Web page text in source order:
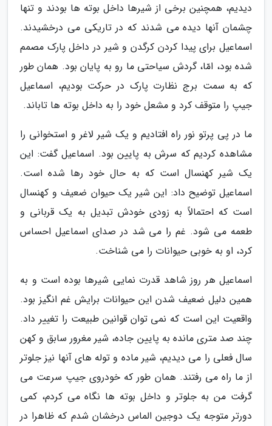
دیدیم، همچنین برخی از شیرها داخل بوته ها بودند و تنها
چشمان آنها دیده می شدند که در تاریکی می درخشیدند.
اسماعیل برای پیدا کردن کرگدن و شیر در داخل پارک مصمم
شده بود، امّا، گردش سیاحتی ما رو به پایان بود. همان طور
که به سمت برج نظارت پارک در حرکت بودیم، اسماعیل
جیپ را متوقف کرد و مشعل خود را به داخل بوته ها تاباند.
ما در پی پرتو نور راه افتادیم و یک شیر لاغر و استخوانی را
مشاهده کردیم که سرش به پایین بود. اسماعیل گفت: این
یک شیر کهنسال است که به حال خود رها شده است.
اسماعیل توضیح داد: این شیر یک حیوان ضعیف و کهنسال
است که احتمالاً به زودی خودش تبدیل به یک قربانی و
طعمه می شود. غم را می شد در صدای اسماعیل احساس
کرد، او به خوبی حیوانات را می شناخت.
اسماعیل هر روز شاهد قدرت نمایی شیرها بوده است و به
همین دلیل ضعیف شدن این حیوانات برایش غم انگیز بود.
واقعیت این است که نمی توان قوانین طبیعت را تغییر داد.
چند صد متری مانده به پایین جاده، شیر مغرور سابق و کهن
سال فعلی را می دیدیم، شیر ماده و توله های آنها نیز جلوتر
از ما راه می رفتند. همان طور که خودروی جیپ سرعت می
گرفت من به جلوتر و داخل بوته ها نگاه می کردم، کمی
دورتر متوجه یک دوجین الماس درخشان شدم که ظاهرا در